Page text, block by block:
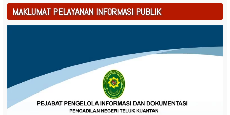
MAKLUMAT PELAYANAN INFORMASI PUBLIK